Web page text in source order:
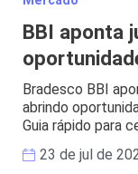
BBI aponta
Bradesco BBI
abrindo
Guia rápido para
23 de jul de